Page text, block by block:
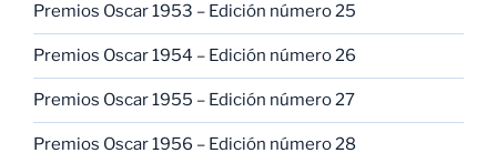
Premios Oscar 1953 – Edición número 25
Premios Oscar 1954 – Edición número 26
Premios Oscar 1955 – Edición número 27
Premios Oscar 1956 – Edición número 28